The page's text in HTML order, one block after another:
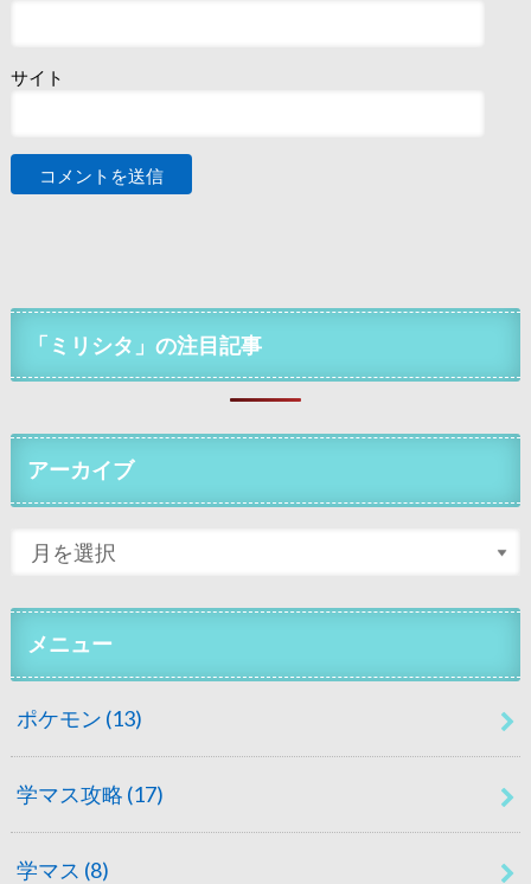
サイト
「ミリシタ」の注目記事
アーカイブ
メニュー
ポケモン (13)
学マス攻略 (17)
学マス (8)